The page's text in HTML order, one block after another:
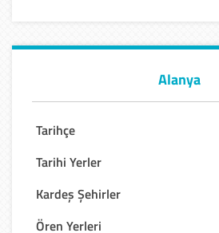
Alanya
Tarihçe
Tarihi Yerler
Kardeş Şehirler
Ören Yerleri